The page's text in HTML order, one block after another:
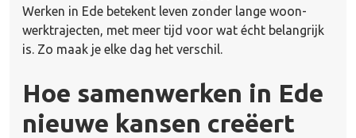
Werken in Ede betekent leven zonder lange woon-
werktrajecten, met meer tijd voor wat écht belangrijk
is. Zo maak je elke dag het verschil.
Hoe samenwerken in Ede
nieuwe kansen creëert